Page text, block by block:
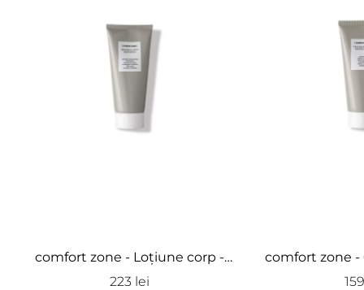
comfort zone - Loțiune corp -
Tranquillity Body Lotion
223 lei
comfort zone -
Tranquillity